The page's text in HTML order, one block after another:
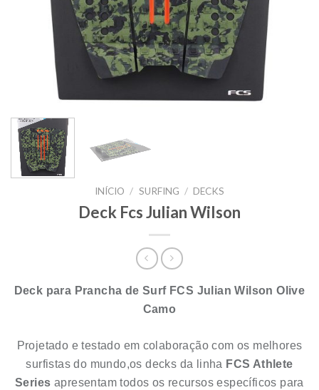
INÍCIO / SURFING / DECKS
Deck Fcs Julian Wilson
Deck para Prancha de Surf FCS Julian Wilson Olive
Camo
Projetado e testado em colaboração com os melhores
surfistas do mundo,os decks da linha FCS Athlete
Series apresentam todos os recursos específicos para